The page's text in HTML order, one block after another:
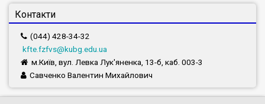
Контакти
(044) 428-34-32
kfte.fzfvs@kubg.edu.ua
м.Київ, вул. Левка Лук'яненка, 13-б, каб. 003-3
Савченко Валентин Михайлович